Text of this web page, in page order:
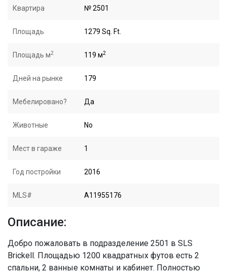
Квартира № 2501
Площадь 1279 Sq. Ft.
Площадь м2 119 м2
Дней на рынке 179
Мебелировано? Да
Животные No
Мест в гараже 1
Год постройки 2016
MLS# A11955176
Описание:
Добро пожаловать в подразделение 2501 в SLS
Brickell. Площадью 1200 квадратных футов есть 2
спальни, 2 ванные комнаты и кабинет. Полностью